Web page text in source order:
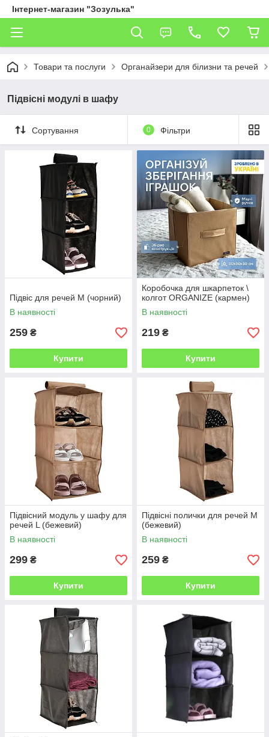
Інтернет-магазин "Зозулька"
Товари та послуги Органайзери для білизни та речей
Підвісні модулі в шафу
Сортування 0 Фільтри
Підвіс для речей M (чорний)
В наявності
259 ₴
Купити
Коробочка для шкарпеток \
колгот ORGANIZE (кармен)
В наявності
219 ₴
Купити
Підвісний модуль у шафу для
речей L (бежевий)
В наявності
299 ₴
Купити
Підвісні полички для речей M
(бежевий)
В наявності
259 ₴
Купити